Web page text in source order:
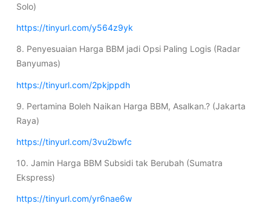
Solo)
https://tinyurl.com/y564z9yk
8. Penyesuaian Harga BBM jadi Opsi Paling Logis (Radar
Banyumas)
https://tinyurl.com/2pkjppdh
9. Pertamina Boleh Naikan Harga BBM, Asalkan.? (Jakarta
Raya)
https://tinyurl.com/3vu2bwfc
10. Jamin Harga BBM Subsidi tak Berubah (Sumatra
Ekspress)
https://tinyurl.com/yr6nae6w